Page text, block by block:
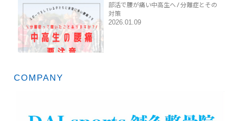
部活で腰が痛い中高生へ / 分離症とその
対策
2026.01.09
COMPANY